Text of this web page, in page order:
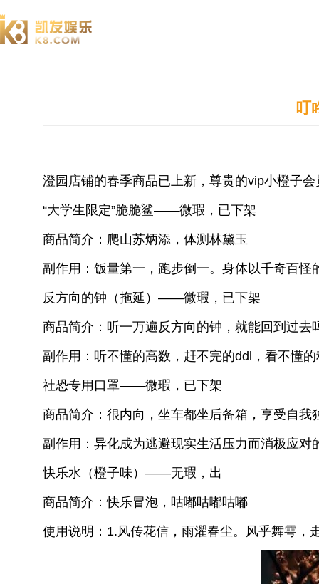
叮
澄园店铺的春季商品已上新，尊贵的vip小橙子
“大学生限定”脆脆鲨——微瑕，已下架
商品简介：爬山苏炳添，体测林黛玉
副作用：饭量第一，跑步倒一。身体以千奇百
反方向的钟（拖延）——微瑕，已下架
商品简介：听一万遍反方向的钟，就能回到
副作用：听不懂的高数，赶不完的ddl，看不懂
社恐专用口罩——微瑕，已下架
商品简介：很内向，坐车都坐后备箱，享受
副作用：异化成为逃避现实生活压力而消极应
快乐水（橙子味）——无瑕，出
商品简介：快乐冒泡，咕嘟咕嘟咕嘟
使用说明：1.风传花信，雨濯春尘。风乎舞雩，